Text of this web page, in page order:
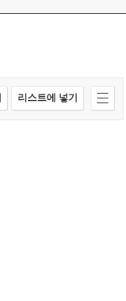
리스트에 넣기